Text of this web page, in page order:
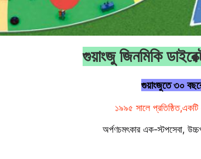
গুয়াংজু জিনমিকি
গুয়াংজুতে ৩০
১৯৯৫ সালে প্রতিষ্ঠিত,একটি
অর্পণচমৎকার এক-স্টপসেবা, উচ্চ